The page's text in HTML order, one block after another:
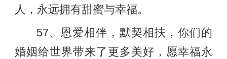
人，永远拥有甜蜜与幸福。
57、恩爱相伴，默契相扶，你们的
婚姻给世界带来了更多美好，愿幸福永